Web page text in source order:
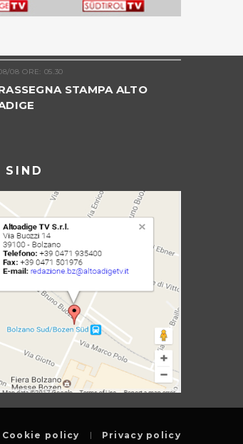
08 ORE: 05.30
STAMPA ALTO
Cookie policy Privacy policy